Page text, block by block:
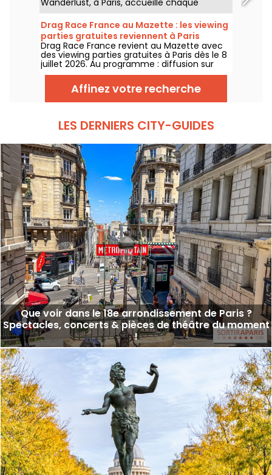
semaine une viewing party de Drag Race
France saison 4, avec projection des
épisodes, drag shows et DJ sets jusqu'au
bout de la nuit.
Drag Race France au Mazette : les viewing
parties gratuites reviennent à Paris
Drag Race France revient au Mazette avec
des viewing parties gratuites à Paris dès le 8
juillet 2026. Au programme : diffusion sur
écran géant, shows drag, commentaires en
direct, guests queer et ambiance festive
chaque jeudi.Affinez votre recherche
LES DERNIERS CITY-GUIDES
Que voir dans le 18e arrondissement de Paris ?
Spectacles, concerts & pièces de théâtre du moment
!